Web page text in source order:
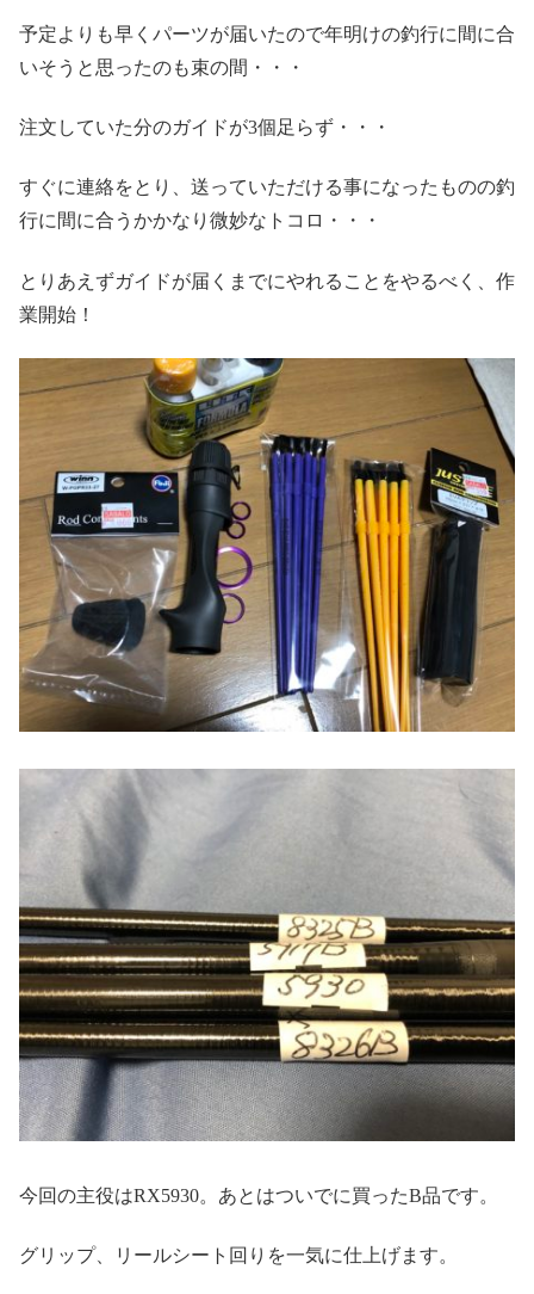
予定よりも早くパーツが届いたので年明けの釣行に間に合
いそうと思ったのも束の間・・・
注文していた分のガイドが3個足らず・・・
すぐに連絡をとり、送っていただける事になったものの釣
行に間に合うかかなり微妙なトコロ・・・
とりあえずガイドが届くまでにやれることをやるべく、作
業開始！
今回の主役はRX5930。あとはついでに買ったB品です。
グリップ、リールシート回りを一気に仕上げます。